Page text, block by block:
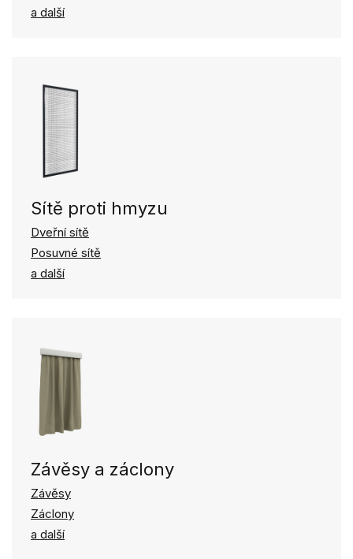
a další
Sítě proti hmyzu
Dveřní sítě
Posuvné sítě
a další
Závěsy a záclony
Závěsy
Záclony
a další